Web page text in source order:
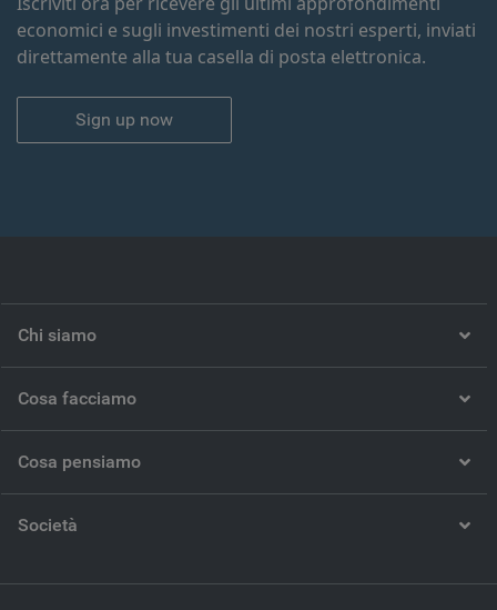
economici e sugli investimenti dei nostri esperti, inviati
direttamente alla tua casella di posta elettronica.
Sign up now
Chi siamo
Cosa facciamo
Cosa pensiamo
Società